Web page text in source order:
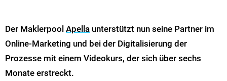
Der Maklerpool Apella unterstützt nun seine Partner im
Online-Marketing und bei der Digitalisierung der
Prozesse mit einem Videokurs, der sich über sechs
Monate erstreckt.